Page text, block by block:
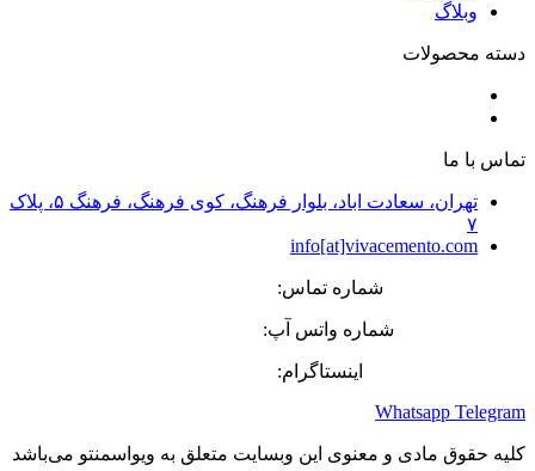
وبلاگ
دسته محصولات
تماس با ما
تهران، سعادت اباد، بلوار فرهنگ، کوی فرهنگ، فرهنگ ۵، پلاک
۷
info[at]vivacemento.com
شماره تماس:
شماره واتس آپ:
اینستاگرام:
Whatsapp Telegram
کلیه حقوق مادی و معنوی این وبسایت متعلق به ویواسمنتو می‌باشد